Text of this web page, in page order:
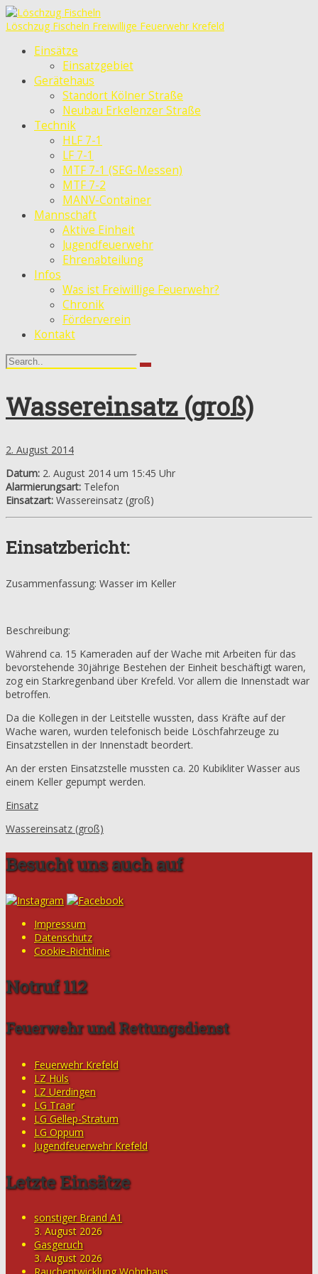
Löschzug Fischeln Freiwillige Feuerwehr Krefeld
Einsätze
Einsatzgebiet
Gerätehaus
Standort Kölner Straße
Neubau Erkelenzer Straße
Technik
HLF 7-1
LF 7-1
MTF 7-1 (SEG-Messen)
MTF 7-2
MANV-Container
Mannschaft
Aktive Einheit
Jugendfeuerwehr
Ehrenabteilung
Infos
Was ist Freiwillige Feuerwehr?
Chronik
Förderverein
Kontakt
Wassereinsatz (groß)
2. August 2014
Datum: 2. August 2014 um 15:45 Uhr
Alarmierungsart: Telefon
Einsatzart: Wassereinsatz (groß)
Einsatzbericht:
Zusammenfassung: Wasser im Keller
Beschreibung:
Während ca. 15 Kameraden auf der Wache mit Arbeiten für das
bevorstehende 30jährige Bestehen der Einheit beschäftigt waren,
zog ein Starkregenband über Krefeld. Vor allem die Innenstadt war
betroffen.
Da die Kollegen in der Leitstelle wussten, dass Kräfte auf der
Wache waren, wurden telefonisch beide Löschfahrzeuge zu
Einsatzstellen in der Innenstadt beordert.
An der ersten Einsatzstelle mussten ca. 20 Kubikliter Wasser aus
einem Keller gepumpt werden.
Einsatz
Wassereinsatz (groß)
Besucht uns auch auf
Impressum
Datenschutz
Cookie-Richtlinie
Notruf 112
Feuerwehr und Rettungsdienst
Feuerwehr Krefeld
LZ Hüls
LZ Uerdingen
LG Traar
LG Gellep-Stratum
LG Oppum
Jugendfeuerwehr Krefeld
Letzte Einsätze
sonstiger Brand A1
3. August 2026
Gasgeruch
3. August 2026